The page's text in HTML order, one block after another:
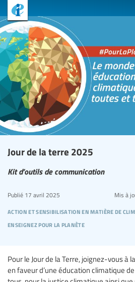
Jour de la terre 2025
Kit d’outils de communication
action et sensibilisation en matière de
enseignez pour la planète
Publié 17 avril 2025 Mis à
Pour le Jour de la Terre, joignez-vous à
en faveur d’une éducation climatique